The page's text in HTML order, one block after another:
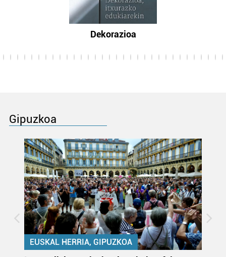
Dekorazioa
Gipuzkoa
EUSKAL HERRIA, GIPUZKOA